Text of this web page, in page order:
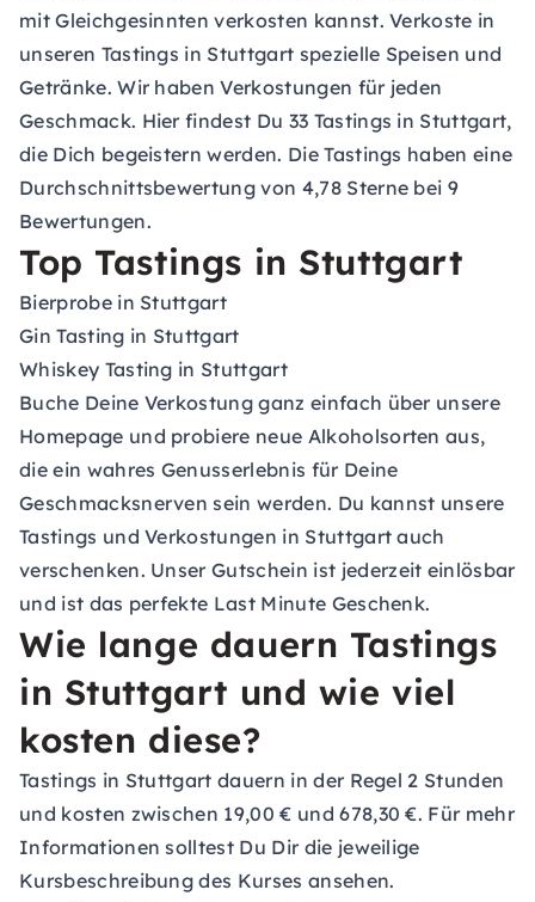
mit Gleichgesinnten verkosten kannst. Verkoste in
unseren Tastings in Stuttgart spezielle Speisen und
Getränke. Wir haben Verkostungen für jeden
Geschmack. Hier findest Du 33 Tastings in Stuttgart,
die Dich begeistern werden. Die Tastings haben eine
Durchschnittsbewertung von 4,78 Sterne bei 9
Bewertungen.
Top Tastings in Stuttgart
Bierprobe in Stuttgart
Gin Tasting in Stuttgart
Whiskey Tasting in Stuttgart
Buche Deine Verkostung ganz einfach über unsere
Homepage und probiere neue Alkoholsorten aus,
die ein wahres Genusserlebnis für Deine
Geschmacksnerven sein werden. Du kannst unsere
Tastings und Verkostungen in Stuttgart auch
verschenken. UnserGutschein ist jederzeit einlösbar
und ist das perfekte Last Minute Geschenk.
Wie lange dauern Tastings
in Stuttgart und wie viel
kosten diese?
Tastings in Stuttgart dauern in der Regel 2 Stunden
und kosten zwischen 19,00 € und 678,30 €. Für mehr
Informationen solltest Du Dir die jeweilige
Kursbeschreibung des Kurses ansehen.